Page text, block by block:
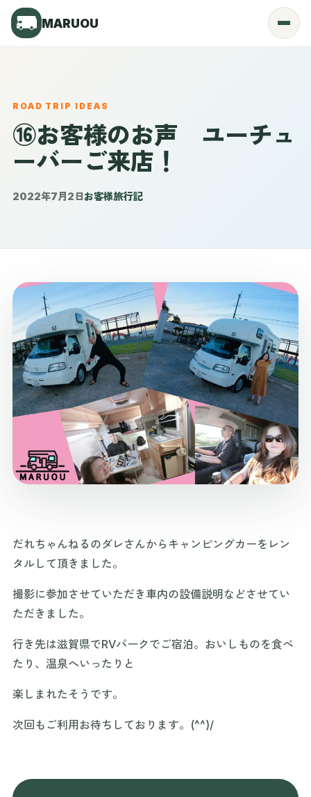
MARUOU Menu
ROAD TRIP IDEAS
⑯お客様のお声 ユーチュ
ーバーご来店！
2022年7月2日お客様旅行記
だれちゃんねるのダレさんからキャンピングカーをレン
タルして頂きました。
撮影に参加させていただき車内の設備説明などさせてい
ただきました。
行き先は滋賀県でRVパークでご宿泊。おいしものを食べ
たり、温泉へいったりと
楽しまれたそうです。
次回もご利用お待ちしております。(^^)/